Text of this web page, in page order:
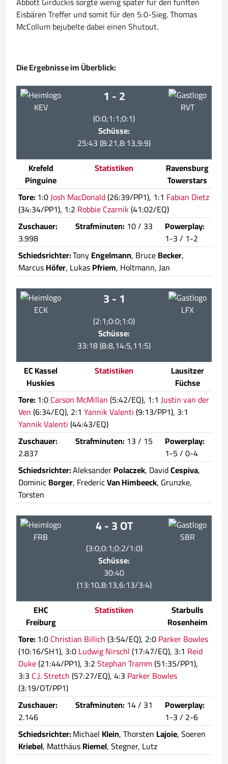
Eisbären Treffer und somit für den 5:0-Sieg. Thomas
McCollum bejubelte dabei einen Shutout.
Die Ergebnisse im Überblick:
KEV
1 - 2
(0:0;1:1;0:1)
Schüsse:
25:43 (8:21,8:13,9:9)
RVT
Krefeld
Pinguine
Statistiken
Ravensburg
Towerstars
Tore:1:0Josh MacDonald(26:39/PP1), 1:1 Fabian Dietz
(34:34/PP1), 1:2 Robbie Czarnik(41:02/EQ)
Zuschauer:
3.998
Strafminuten: 10 / 33
Powerplay:
1-3 / 1-2
Schiedsrichter:TonyEngelmann, BruceBecker,
MarcusHöfer, LukasPfriem, Holtmann, Jan
ECK
3 - 1
(2:1;0:0;1:0)
Schüsse:
33:18 (8:8,14:5,11:5)
LFX
EC Kassel
Huskies
Statistiken
Lausitzer
Füchse
Tore:1:0Carson McMillan(5:42/EQ), 1:1 Justin van der
Ven(6:34/EQ), 2:1 Yannik Valenti(9:13/PP1), 3:1
Yannik Valenti(44:43/EQ)
Zuschauer:
2.837
Strafminuten: 13 / 15
Powerplay:
1-5 / 0-4
Schiedsrichter:AleksanderPolaczek, DavidCespiva,
DominicBorger, FredericVan Himbeeck, Grunzke,
Torsten
FRB
4 - 3 OT
(3:0;0:1;0:2/1:0)
Schüsse:
30:40
(13:10,8:13,6:13/3:4)
SBR
EHC
Freiburg
Statistiken
Starbulls
Rosenheim
Tore:1:0Christian Billich(3:54/EQ), 2:0Parker Bowles
(10:16/SH1), 3:0Ludwig Nirschl(17:47/EQ), 3:1 Reid
Duke(21:44/PP1), 3:2Stephan Tramm(51:35/PP1),
3:3 C.J. Stretch(57:27/EQ), 4:3 Parker Bowles
(3:19/OT/PP1)
Zuschauer:
2.146
Strafminuten: 14 / 31
Powerplay:
1-3 / 2-6
Schiedsrichter:Michael Klein, Thorsten Lajoie, Soeren
Kriebel, MatthäusRiemel, Stegner, Lutz